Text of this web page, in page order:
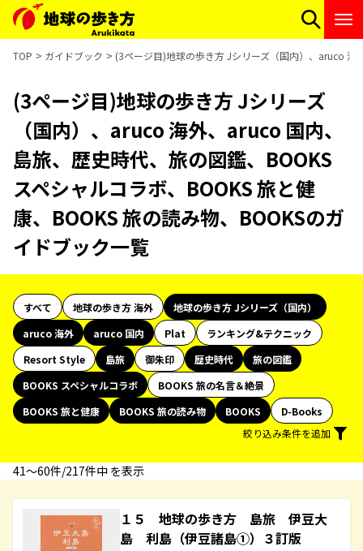
TOP ガイドブック (3ページ目)地球の歩き方 Jシリーズ（国内）、aruco 海
(3ページ目)地球の歩き方 Jシリーズ
（国内）、aruco 海外、aruco 国内、
島旅、歴史時代、旅の図鑑、BOOKS
スペシャルコラボ、BOOKS 旅と健
康、BOOKS 旅の読み物、BOOKSのガ
イドブック一覧
すべて 地球の歩き方 海外
地球の歩き方 Jシリーズ（国内）
aruco 海外
aruco 国内 Plat
ランキング&テクニック
Resort Style
島旅 御朱印 歴史時代
旅の図鑑
BOOKS スペシャルコラボ
BOOKS 旅の名言＆絶景
BOOKS 旅と健康
BOOKS 旅の読み物 BOOKS
D-Books
絞り込み条件を追加
41〜60件/217件中 を表示
１５ 地球の歩き方 島旅 伊豆大
島 利島（伊豆諸島①）３訂版